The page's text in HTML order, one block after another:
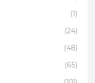
(1)
(24)
(48)
(65)